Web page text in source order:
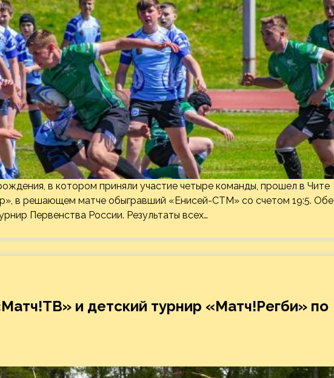
в котором приняли участие четыре команды, прошел в Чите
в решающем матче обыгравший «Енисей-СТМ» со счетом 19:5. Обе
Первенства России. Результаты всех…
и детский турнир «Матч!Регби» по